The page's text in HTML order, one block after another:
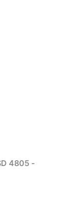
4805 -